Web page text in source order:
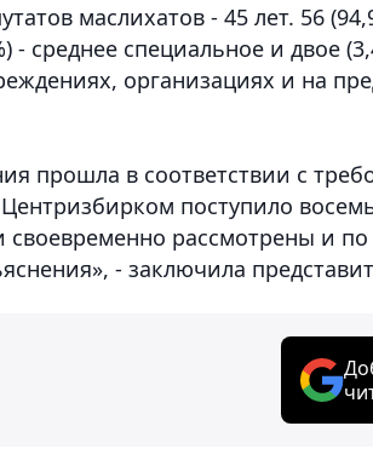
маслихатов - 45 лет. 56
среднее специальное и двое
организациях и на
прошла в соответствии с
поступило
рассмотрены и
- заключила